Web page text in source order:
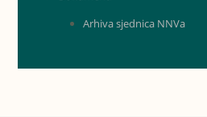
Arhiva sjednica NNVa